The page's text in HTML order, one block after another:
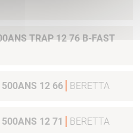
TRAP 12 76 B-FAST
500ANS 12 66 BERETTA
500ANS 12 71 BERETTA